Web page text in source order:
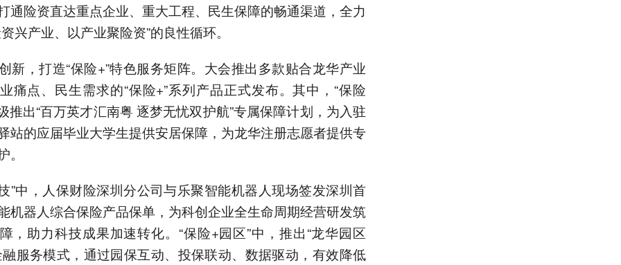
通险资直达重点企业、重大工程、民生保障的畅通渠道，全力
兴产业、以产业聚险资”的良性循环。
新，打造“保险+”特色服务矩阵。大会推出多款贴合龙华产业
痛点、民生需求的“保险+”系列产品正式发布。其中，“保险
推出“百万英才汇南粤 逐梦无忧双护航”专属保障计划，为入驻
站的应届毕业大学生提供安居保障，为龙华注册志愿者提供专
”中，人保财险深圳分公司与乐聚智能机器人现场签发深圳首
机器人综合保险产品保单，为科创企业全生命周期经营研发筑
，助力科技成果加速转化。“保险+园区”中，推出“龙华园区
融服务模式，通过园保互动、投保联动、数据驱动，有效降低